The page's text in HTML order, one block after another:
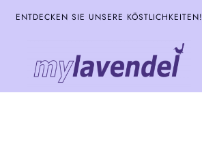
ENTDECKEN SIE UNSERE KÖSTLICHKEITEN!